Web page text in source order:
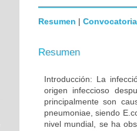
Resumen | Convocatoria
Resumen
Introducción: La
origen infeccioso
principalmente son
pneumoniae, siendo
nivel mundial, se ha